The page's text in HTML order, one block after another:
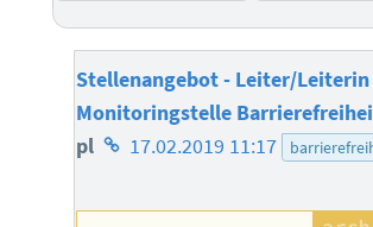
Stellenangebot - Leiter/
Monitoringstelle
pl Homepage
Autors
17.02.2019 11:17